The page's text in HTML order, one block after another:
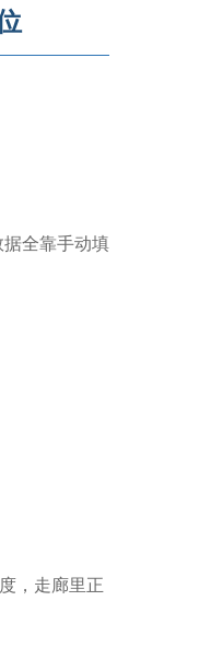
全靠手动填
，走廊里正